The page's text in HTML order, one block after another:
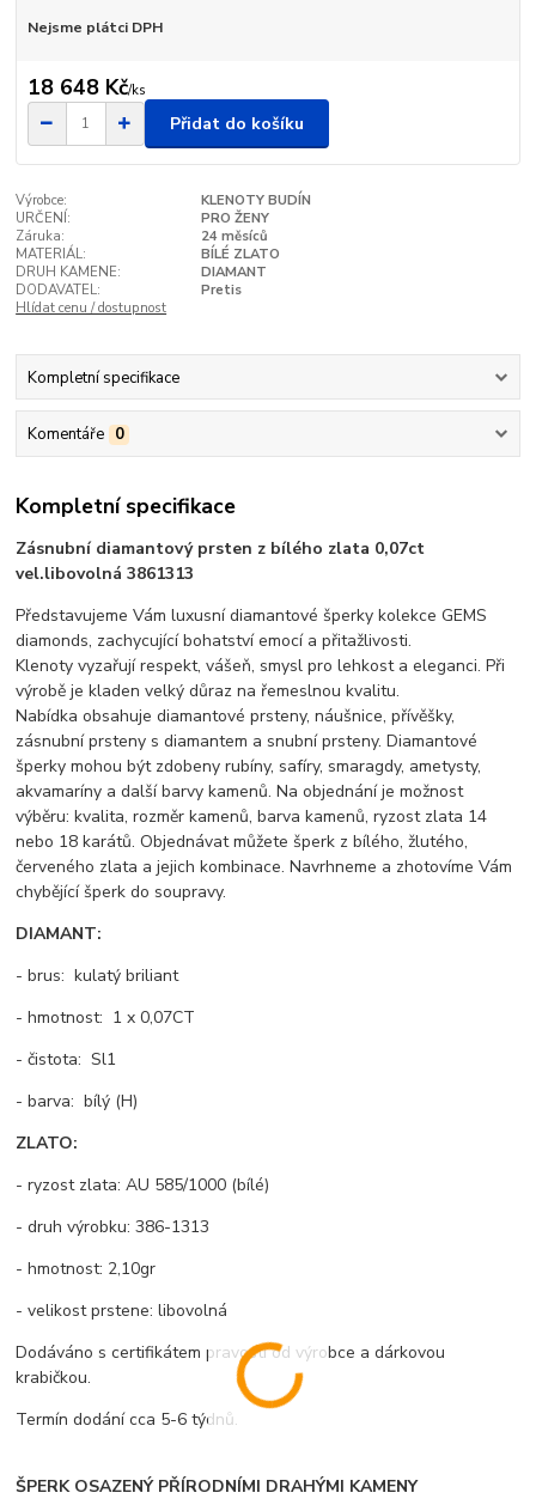
Nejsme plátci DPH
18 648 Kč/ks
Přidat do košíku
Výrobce:
KLENOTY BUDÍN
URČENÍ:
PRO ŽENY
Záruka:
24 měsíců
MATERIÁL:
BÍLÉ ZLATO
DRUH KAMENE:
DIAMANT
DODAVATEL:
Pretis
Hlídat cenu / dostupnost
Kompletní specifikace
Komentáře 0
Kompletní specifikace
Zásnubní diamantový prsten z bílého zlata 0,07ct
vel.libovolná 3861313
Představujeme Vám luxusní diamantové šperky kolekce GEMS
diamonds, zachycující bohatství emocí a přitažlivosti.
Klenoty vyzařují respekt, vášeň, smysl pro lehkost a eleganci. Při
výrobě je kladen velký důraz na řemeslnou kvalitu.
Nabídka obsahuje diamantové prsteny, náušnice, přívěšky,
zásnubní prsteny s diamantem a snubní prsteny. Diamantové
šperky mohou být zdobeny rubíny, safíry, smaragdy, ametysty,
akvamaríny a další barvy kamenů. Na objednání je možnost
výběru: kvalita, rozměr kamenů, barva kamenů, ryzost zlata 14
nebo 18 karátů. Objednávat můžete šperk z bílého, žlutého,
červeného zlata a jejich kombinace. Navrhneme a zhotovíme Vám
chybějící šperk do soupravy.
DIAMANT:
- brus: kulatý briliant
- hmotnost: 1 x 0,07CT
- čistota: Sl1
- barva: bílý (H)
ZLATO:
- ryzost zlata: AU 585/1000 (bílé)
- druh výrobku: 386-1313
- hmotnost: 2,10gr
- velikost prstene: libovolná
Dodáváno s certifikátem pravosti od výrobce a dárkovou
krabičkou.
Termín dodání cca 5-6 týdnů.
ŠPERK OSAZENÝ PŘÍRODNÍMI DRAHÝMI KAMENY